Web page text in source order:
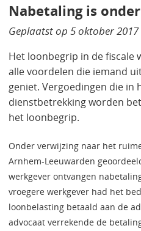
Nabetaling is
Geplaatst op 5 oktober 2017
Het loonbegrip in de fiscale
alle voordelen die iemand
geniet. Vergoedingen die in
dienstbetrekking worden
het loonbegrip.
Onder verwijzing naar het
Arnhem-Leeuwarden
werkgever ontvangen
vroegere werkgever had het
loonbelasting betaald aan de
advocaat verrekende de